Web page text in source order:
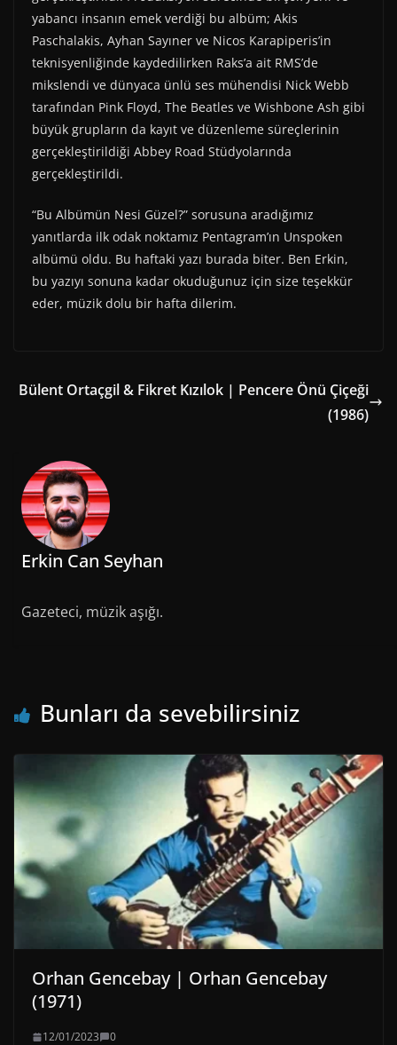
yabancı insanın emek verdiği bu albüm; Akis
Paschalakis, Ayhan Sayıner ve Nicos Karapiperis’in
teknisyenliğinde kaydedilirken Raks’a ait RMS’de
mikslendi ve dünyaca ünlü ses mühendisi Nick Webb
tarafından Pink Floyd, The Beatles ve Wishbone Ash gibi
büyük grupların da kayıt ve düzenleme süreçlerinin
gerçekleştirildiği Abbey Road Stüdyolarında
gerçekleştirildi.
“Bu Albümün Nesi Güzel?” sorusuna aradığımız
yanıtlarda ilk odak noktamız Pentagram’ın Unspoken
albümü oldu. Bu haftaki yazı burada biter. Ben Erkin,
bu yazıyı sonuna kadar okuduğunuz için size teşekkür
eder, müzik dolu bir hafta dilerim.
Bülent Ortaçgil & Fikret Kızılok | Pencere Önü Çiçeği
(1986)
Erkin Can Seyhan
Gazeteci, müzik aşığı.
Bunları da sevebilirsiniz
Orhan Gencebay | Orhan Gencebay
(1971)
12/01/2023 0